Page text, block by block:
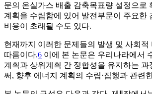
문의 온실가스 배출 감축목표량 설정으로
계획을 수립함에 있어 발전부문이 주요한
비용이 초래될 수도 있다.
현재까지 이러한 문제들의 발생 및 사회
따름이다.6 이에 본 논문은 우리나라에서
계획과 상위계획 간 정합성을 유지하는
써, 향후 에너지 계획의 수립⋅집행과 관련